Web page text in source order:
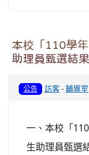
本校「110學
助理員甄選結果
公告 訪客-輔導室
一、本校「
生助理員甄選